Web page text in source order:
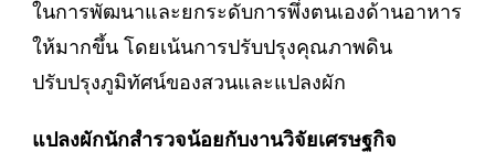
ในการพัฒนาและยกระดับการพึ่งตนเองด้านอาหาร
ให้มากขึ้น โดยเน้นการปรับปรุงคุณภาพดิน
ปรับปรุงภูมิทัศน์ของสวนและแปลงผัก
แปลงผักนักสำรวจน้อยกับงานวิจัยเศรษฐกิจ